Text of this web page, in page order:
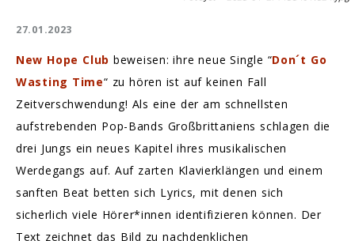
27.01.2023
New Hope Clubbeweisen: ihre neue Single “Don´t Go
Wasting Time“ zu hören ist auf keinen Fall
Zeitverschwendung! Als eine der am schnellsten
aufstrebenden Pop-Bands Großbrittaniens schlagen die
drei Jungs ein neues Kapitel ihres musikalischen
Werdegangs auf. Auf zarten Klavierklängen und einem
sanften Beat betten sich Lyrics, mit denen sich
sicherlich viele Hörer*innen identifizieren können. Der
Text zeichnet das Bild zu nachdenklichen